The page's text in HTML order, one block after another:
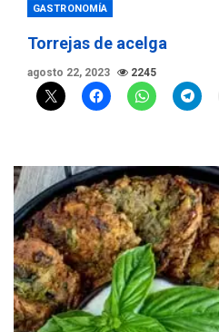
GASTRONOMÍA
Torrejas de acelga
agosto 22, 2023 2245